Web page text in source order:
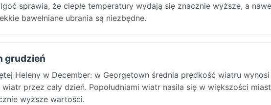
sprawia, że ciepłe temperatury wydają się znacznie wyższe, a
bawełniane ubrania są niezbędne.
grudzień
Heleny w December: w Georgetown średnia prędkość wiatru
przez cały dzień. Popołudniami wiatr nasila się w większości
wyższe wartości.